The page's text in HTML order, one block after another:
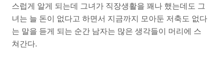
스럽게 알게 되는데 그녀가 직장생활을 꽤나 했는데도 그
녀는 늘 돈이 없다고 하면서 지금까지 모아둔 저축도 없다
는 말을 듣게 되는 순간 남자는 많은 생각들이 머리에 스
쳐간다.